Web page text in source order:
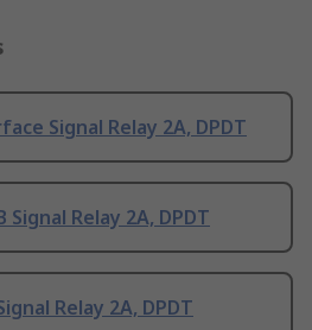
Signal Relay 2A, DPDT
Relay 2A, DPDT
Relay 2A, DPDT